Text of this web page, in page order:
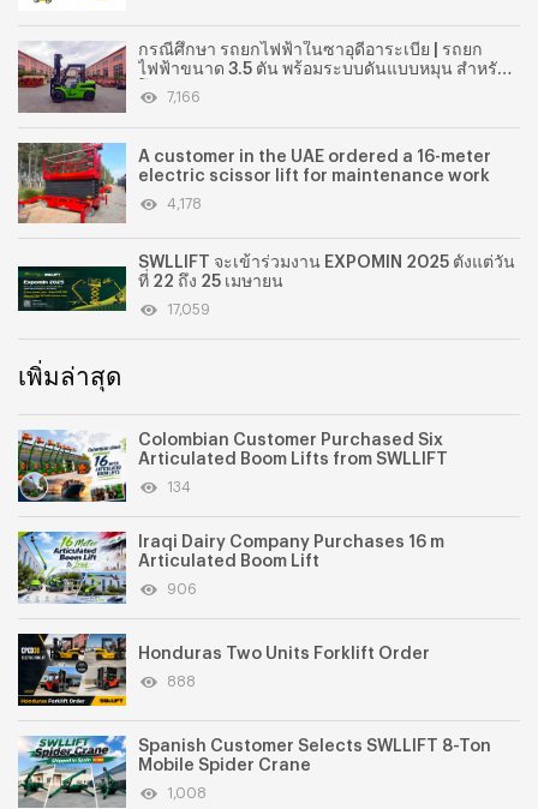
กรณีศึกษา รถยกไฟฟ้าในซาอุดีอาระเบีย | รถยก
ไฟฟ้าขนาด 3.5 ตัน พร้อมระบบดันแบบหมุน สำหรับ
โรงสีแป้ง
7,166
A customer in the UAE ordered a 16-meter
electric scissor lift for maintenance work
4,178
SWLLIFT จะเข้าร่วมงาน EXPOMIN 2025 ตั้งแต่วัน
ที่ 22 ถึง 25 เมษายน
17,059
เพิ่มล่าสุด
Colombian Customer Purchased Six
Articulated Boom Lifts from SWLLIFT
134
Iraqi Dairy Company Purchases 16 m
Articulated Boom Lift
906
Honduras Two Units Forklift Order
888
Spanish Customer Selects SWLLIFT 8-Ton
Mobile Spider Crane
1,008